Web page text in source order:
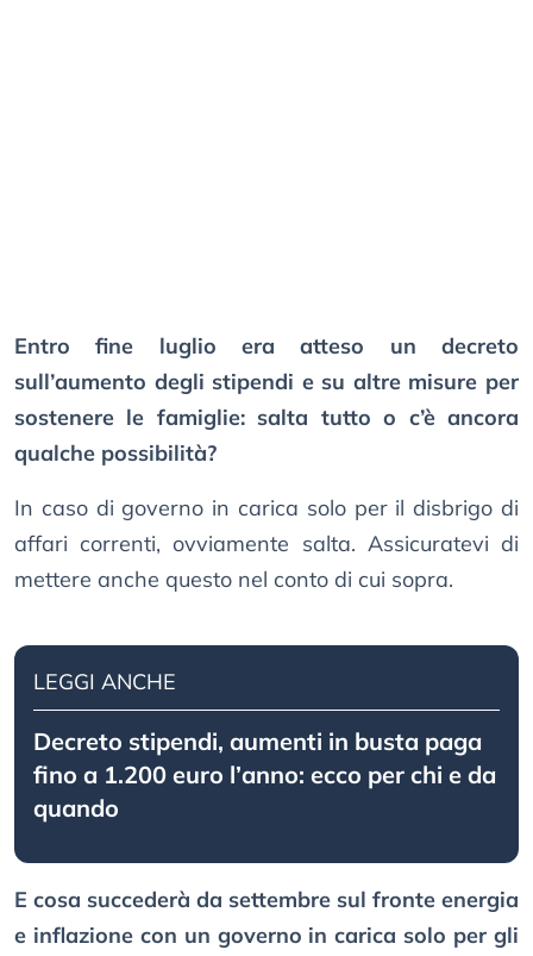
Entro fine luglio era atteso un decreto
sull’aumento degli stipendi e su altre misure per
sostenere le famiglie: salta tutto o c’è ancora
qualche possibilità?
In caso di governo in carica solo per il disbrigo di
affari correnti, ovviamente salta. Assicuratevi di
mettere anche questo nel conto di cui sopra.
LEGGI ANCHE
Decreto stipendi, aumenti in busta paga
fino a 1.200 euro l’anno: ecco per chi e da
quando
E cosa succederà da settembre sul fronte energia
e inflazione con un governo in carica solo per gli